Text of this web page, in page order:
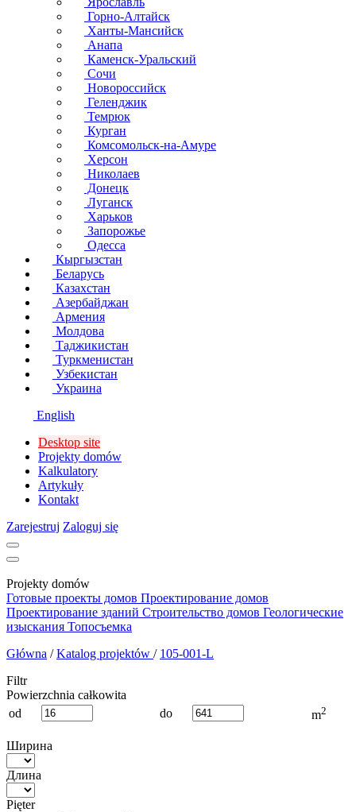
Горно-Алтайск
Ханты-Мансийск
Анапа
Каменск-Уральский
Сочи
Новороссийск
Геленджик
Темрюк
Курган
Комсомольск-на-Амуре
Херсон
Николаев
Донецк
Луганск
Харьков
Запорожье
Одесса
Кыргызстан
Беларусь
Казахстан
Азербайджан
Армения
Молдова
Таджикистан
Туркменистан
Узбекистан
Украина
English
Desktop site
Projekty domów
Kalkulatory
Artykuły
Kontakt
Zarejestruj Zaloguj się
Projekty domów
Готовые проекты домов Проектирование домов
Проектирование зданий Строительство домов Геологические
изыскания Топосъемка
Główna / Katalog projektów / 105-001-L
Filtr
Powierzchnia całkowita
od
do m2
Ширина
Длина
Pięter